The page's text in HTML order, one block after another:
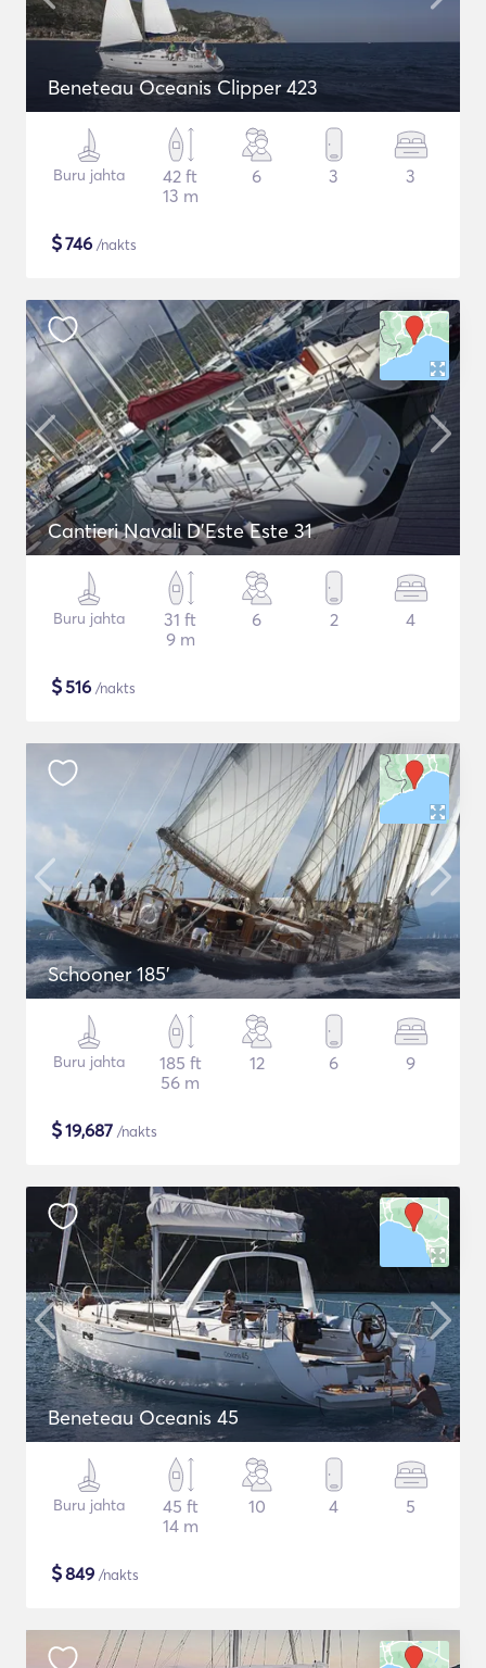
Beneteau Oceanis Clipper 423
Buru jahta
42 ft
13 m
6 3 3
$746 /nakts
Cantieri Navali D'Este Este 31
Buru jahta
31 ft
9 m
6 2 4
$516 /nakts
Schooner 185'
Buru jahta
185 ft
56 m
12 6 9
$19,687 /nakts
Beneteau Oceanis 45
Buru jahta
45 ft
14 m
10 4 5
$849 /nakts